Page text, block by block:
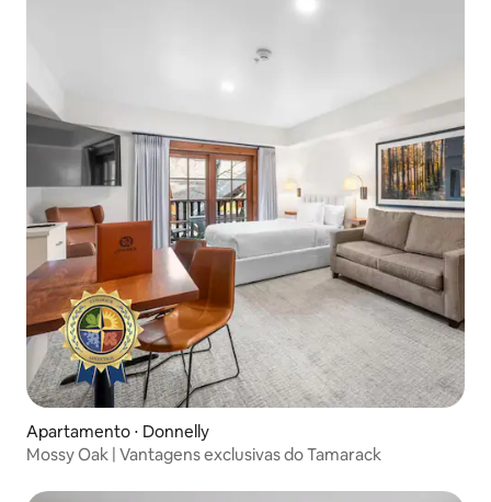
Apartamento ⋅ Donnelly
Mossy Oak | Vantagens exclusivas do Tamarack